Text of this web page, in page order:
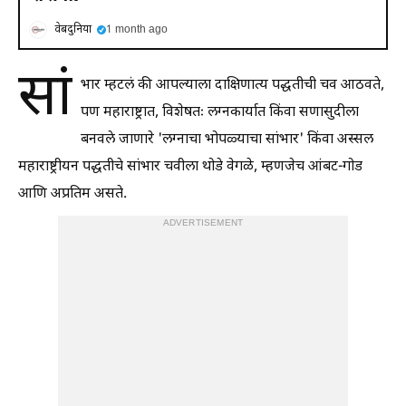
वेबदुनिया 1 month ago
सां भार म्हटलं की आपल्याला दाक्षिणात्य पद्धतीची चव आठवते,
पण महाराष्ट्रात, विशेषतः लग्नकार्यात किंवा सणासुदीला
बनवले जाणारे 'लग्नाचा भोपळ्याचा सांभार' किंवा अस्सल
महाराष्ट्रीयन पद्धतीचे सांभार चवीला थोडे वेगळे, म्हणजेच आंबट-गोड
आणि अप्रतिम असते.
ADVERTISEMENT